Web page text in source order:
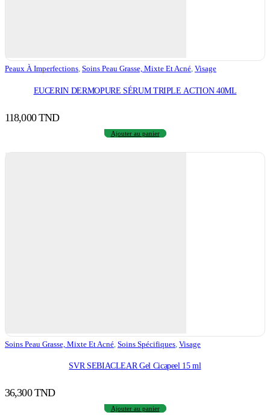
Peaux À Imperfections, Soins Peau Grasse, Mixte Et Acné, Visage
EUCERIN DERMOPURE SÉRUM TRIPLE ACTION 40ML
118,000TND
Ajouter au panier
Soins Peau Grasse, Mixte Et Acné Soins Spécifiques Visage
SVR SEBIACLEAR Gel Cicapeel 15 ml
36,300TND
Ajouter au panier